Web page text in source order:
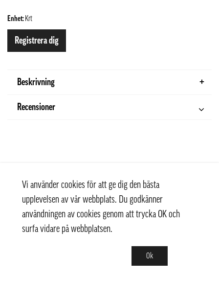
Enhet: Krt
Registrera dig
Beskrivning
Recensioner
Vi använder cookies för att ge dig den bästa
upplevelsen av vår webbplats. Du godkänner
användningen av cookies genom att trycka OK och
surfa vidare på webbplatsen.
Ok